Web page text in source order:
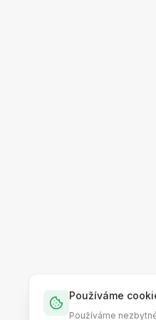
Používáme
Používáme